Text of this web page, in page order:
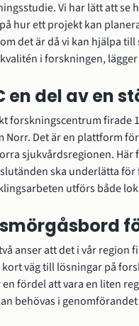
Vi har lätt att se
hur ett projekt kan
det är då vi kan hjälpa
i forskningen,
en del av en
forskningscentrum firade
Norr. Det är en plattform
sjukvårdsregionen. Här
ska underlätta
utförs både
anser att det i vår region
väg till lösningar på
en fördel att vara en liten
behövas i